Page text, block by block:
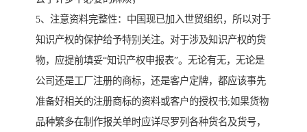
5、注意资料完整性：中国现已加入世贸组织，所以对于
知识产权的保护给予特别关注。对于涉及知识产权的货
物，应提前填妥“知识产权申报表”。无论有无，无论是
公司还是工厂注册的商标，还是客户定牌，都应该事先
准备好相关的注册商标的资料或客户的授权书;如果货物
品种繁多在制作报关单时应详尽罗列各种货名及货号，